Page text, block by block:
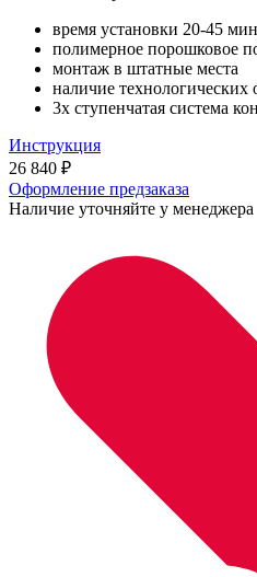
время установки 20-45
полимерное порошковое
монтаж в штатные места
наличие технологических
3х ступенчатая система
Инструкция
26 840 ₽
Оформление предзаказа
Наличие уточняйте у менеджера